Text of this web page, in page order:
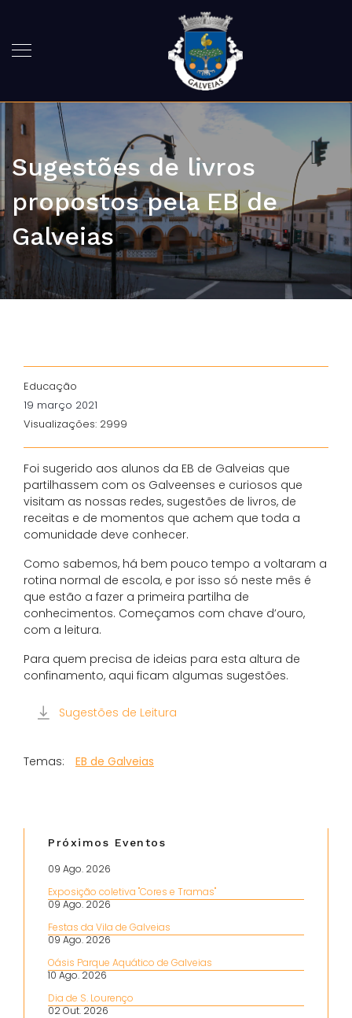
Sugestões de livros
propostos pela EB de
Galveias
Educação
19 março 2021
Visualizações: 2999
Foi sugerido aos alunos da EB de Galveias que
partilhassem com os Galveenses e curiosos que
visitam as nossas redes, sugestões de livros, de
receitas e de momentos que achem que toda a
comunidade deve conhecer.
Como sabemos, há bem pouco tempo a voltaram a
rotina normal de escola, e por isso só neste mês é
que estão a fazer a primeira partilha de
conhecimentos. Começamos com chave d’ouro,
com a leitura.
Para quem precisa de ideias para esta altura de
confinamento, aqui ficam algumas sugestões.
Sugestões de Leitura
EB de Galveias
Próximos Eventos
09 Ago. 2026
Exposição coletiva "Cores e Tramas"
09 Ago. 2026
Festas da Vila de Galveias
09 Ago. 2026
Oásis Parque Aquático de Galveias
10 Ago. 2026
Dia de S. Lourenço
02 Out. 2026